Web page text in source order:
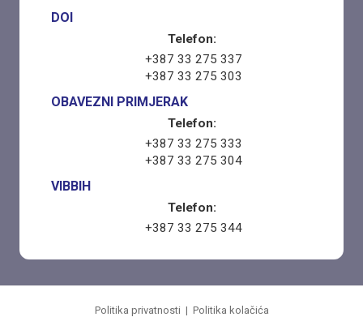
DOI
Telefon:
+387 33 275 337
+387 33 275 303
OBAVEZNI PRIMJERAK
Telefon:
+387 33 275 333
+387 33 275 304
VIBBIH
Telefon:
+387 33 275 344
Politika privatnosti | Politika kolačića